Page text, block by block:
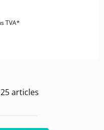
TVA*
25articles